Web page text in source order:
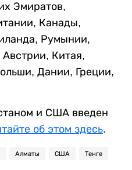
Эмиратов,
Канады,
Румынии,
Китая,
Дании, Греции,
и США введен
об этом здесь.
Алматы США Тенге